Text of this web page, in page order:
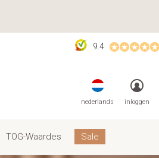
TOG-Waardes Sale
nederlands inloggen
9.4